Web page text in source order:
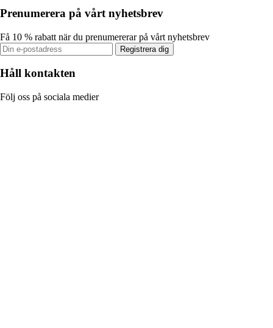
Prenumerera på vårt nyhetsbrev
Få 10 % rabatt när du prenumererar på vårt nyhetsbrev
Registrera dig
Håll kontakten
Följ oss på sociala medier